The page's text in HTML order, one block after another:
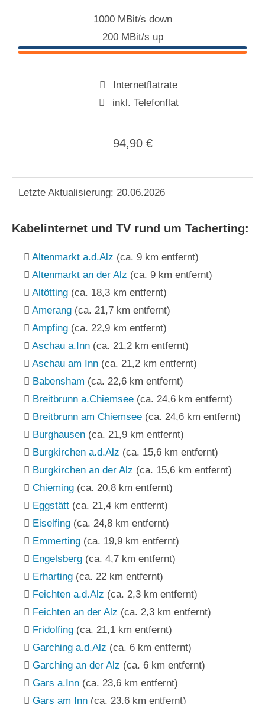
1000 MBit/s down
200 MBit/s up
Internetflatrate
inkl. Telefonflat
94,90 €
Letzte Aktualisierung: 20.06.2026
Kabelinternet und TV rund um Tacherting:
Altenmarkt a.d.Alz (ca. 9 km entfernt)
Altenmarkt an der Alz (ca. 9 km entfernt)
Altötting (ca. 18,3 km entfernt)
Amerang (ca. 21,7 km entfernt)
Ampfing (ca. 22,9 km entfernt)
Aschau a.Inn (ca. 21,2 km entfernt)
Aschau am Inn (ca. 21,2 km entfernt)
Babensham (ca. 22,6 km entfernt)
Breitbrunn a.Chiemsee (ca. 24,6 km entfernt)
Breitbrunn am Chiemsee (ca. 24,6 km entfernt)
Burghausen (ca. 21,9 km entfernt)
Burgkirchen a.d.Alz (ca. 15,6 km entfernt)
Burgkirchen an der Alz (ca. 15,6 km entfernt)
Chieming (ca. 20,8 km entfernt)
Eggstätt (ca. 21,4 km entfernt)
Eiselfing (ca. 24,8 km entfernt)
Emmerting (ca. 19,9 km entfernt)
Engelsberg (ca. 4,7 km entfernt)
Erharting (ca. 22 km entfernt)
Feichten a.d.Alz (ca. 2,3 km entfernt)
Feichten an der Alz (ca. 2,3 km entfernt)
Fridolfing (ca. 21,1 km entfernt)
Garching a.d.Alz (ca. 6 km entfernt)
Garching an der Alz (ca. 6 km entfernt)
Gars a.Inn (ca. 23,6 km entfernt)
Gars am Inn (ca. 23,6 km entfernt)